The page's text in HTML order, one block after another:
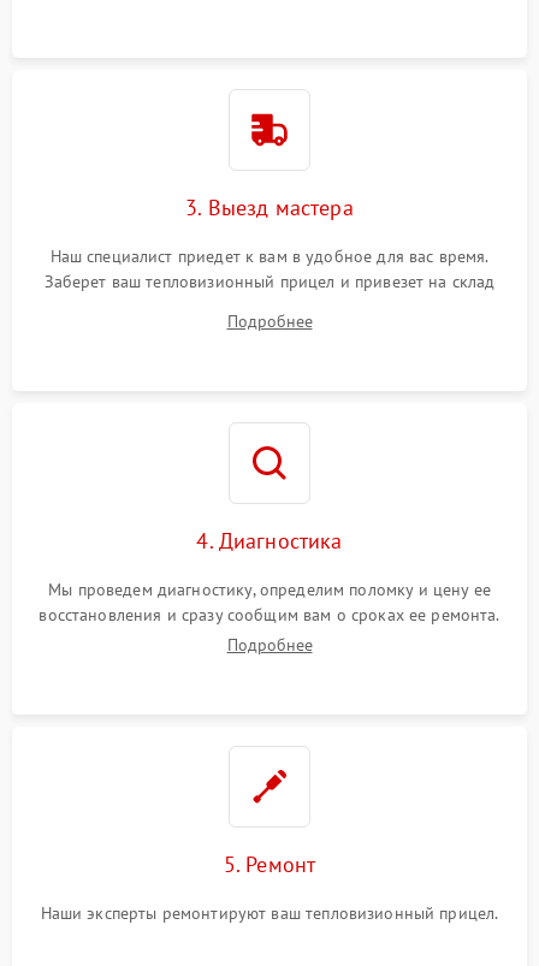
3. Выезд мастера
Наш специалист приедет к вам в удобное для вас время.
Заберет ваш тепловизионный прицел и привезет на склад
Подробнее
4. Диагностика
Мы проведем диагностику, определим поломку и цену ее
восстановления и сразу сообщим вам о сроках ее ремонта.
Подробнее
5. Ремонт
Наши эксперты ремонтируют ваш тепловизионный прицел.